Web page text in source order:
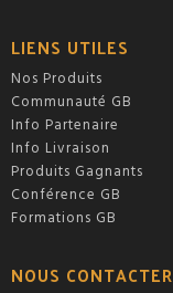
LIENS UTILES
Nos Produits
Communauté GB
Info Partenaire
Info Livraison
Produits Gagnants
Conférence GB
Formations GB
NOUS CONTACTER